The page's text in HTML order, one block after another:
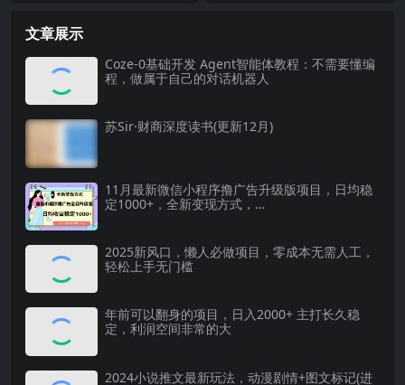
文章展示
Coze-0基础开发 Agent智能体教程：不需要懂编
程，做属于自己的对话机器人
苏Sir·财商深度读书(更新12月)
11月最新微信小程序撸广告升级版项目，日均稳
定1000+，全新变现方式，…
2025新风口，懒人必做项目，零成本无需人工，
轻松上手无门槛
年前可以翻身的项目，日入2000+ 主打长久稳
定，利润空间非常的大
2024小说推文最新玩法，动漫剧情+图文标记(进